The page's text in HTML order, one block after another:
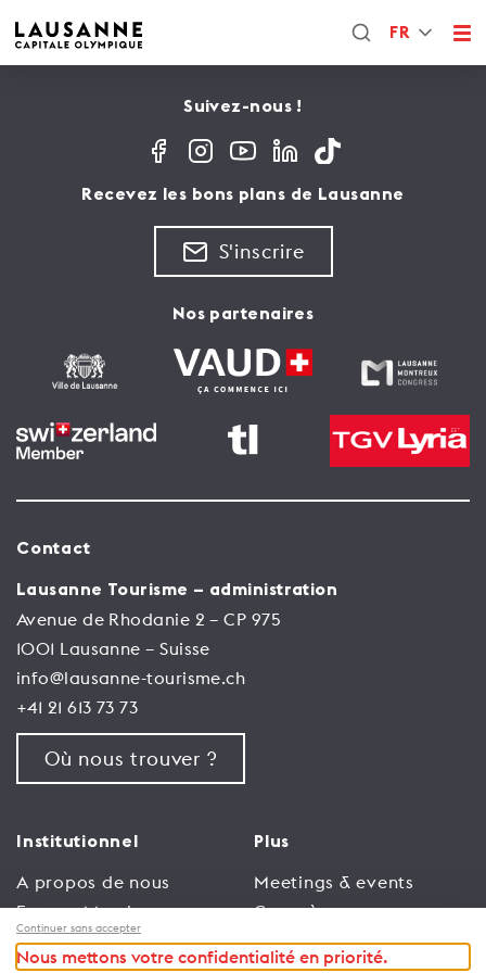
FR
Suivez-nous !
Recevez les bons plans de Lausanne
S'inscrire
Nos partenaires
Contact
Lausanne Tourisme – administration
Avenue de Rhodanie 2 – CP 975
1001 Lausanne – Suisse
info@lausanne-tourisme.ch
+41 21 613 73 73
Où nous trouver ?
Institutionnel
A propos de nous
Espace Membres
Emploi
Plus
Meetings & events
Congrès
Trade
Continuer sans accepter
Nous mettons votre confidentialité en priorité.